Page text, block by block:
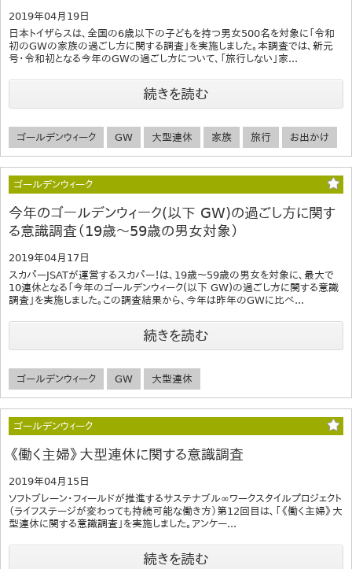
2019年04月19日
日本トイザらスは、全国の6歳以下の子どもを持つ男女500名を対象に「令和
初のGWの家族の過ごし方に関する調査」を実施しました。本調査では、新元
号・令和初となる今年のGWの過ごし方について、「旅行しない」家...
続きを読む
ゴールデンウィーク GW 大型連休 家族 旅行 お出かけ
ゴールデンウィーク
今年のゴールデンウィーク(以下 GW)の過ごし方に関す
る意識調査（19歳～59歳の男女対象）
2019年04月17日
スカパーJSATが運営するスカパー！は、19歳～59歳の男女を対象に、最大で
10連休となる「今年のゴールデンウィーク(以下 GW)の過ごし方に関する意識
調査」を実施しました。この調査結果から、今年は昨年のGWに比べ...
続きを読む
ゴールデンウィーク GW 大型連休
ゴールデンウィーク
《働く主婦》大型連休に関する意識調査
2019年04月15日
ソフトブレーン・フィールドが推進するサステナブル∞ワークスタイルプロジェクト
（ライフステージが変わっても持続可能な働き方）第12回目は、「《働く主婦》大
型連休に関する意識調査」を実施しました。アンケー...
続きを読む